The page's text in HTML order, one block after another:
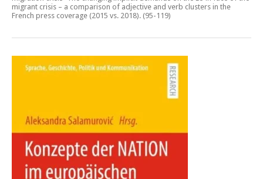
migrant crisis – a comparison of adjective and verb clusters in the
French press coverage (2015 vs. 2018). (95-119)